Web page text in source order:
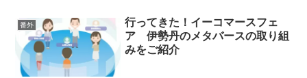
番外
行ってきた！イーコマースフェ
ア 伊勢丹のメタバースの取り組
みをご紹介